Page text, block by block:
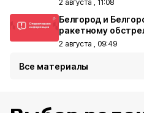
2 августа , 11:08
Белгород и
ракетному
2 августа , 09:49
Все материалы